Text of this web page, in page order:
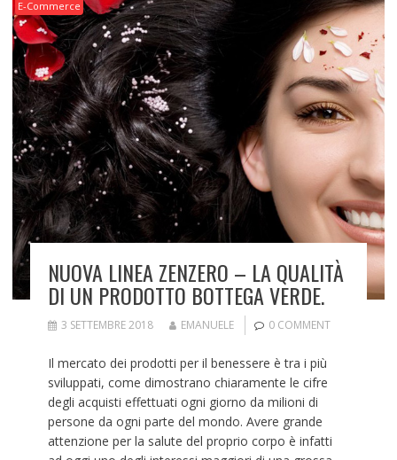
E-Commerce
NUOVA LINEA ZENZERO – LA QUALITÀ
DI UN PRODOTTO BOTTEGA VERDE.
3 SETTEMBRE 2018 EMANUELE 0 COMMENT
Il mercato dei prodotti per il benessere è tra i più
sviluppati, come dimostrano chiaramente le cifre
degli acquisti effettuati ogni giorno da milioni di
persone da ogni parte del mondo. Avere grande
attenzione per la salute del proprio corpo è infatti